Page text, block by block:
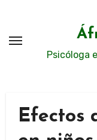
contenido
Psicóloga
Efectos